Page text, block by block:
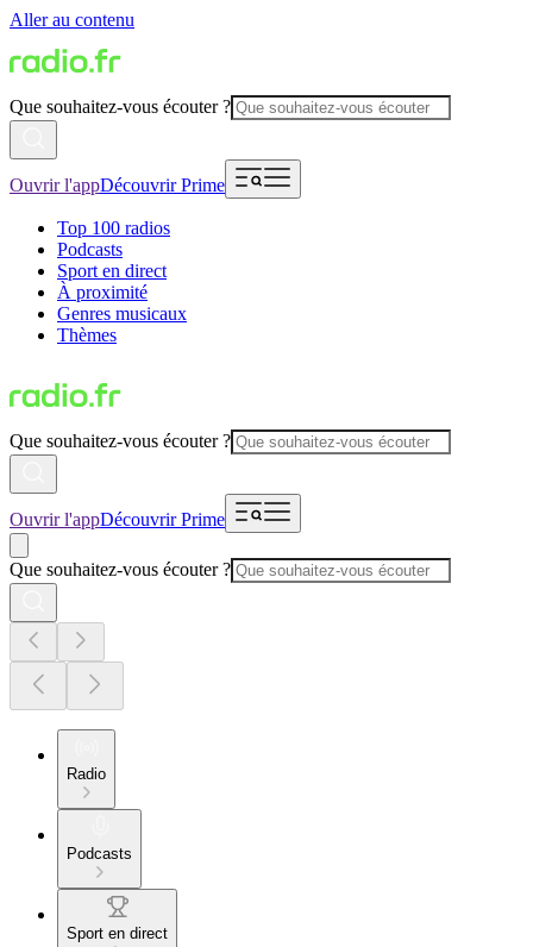
Aller au contenu
Que souhaitez-vous écouter ?
Ouvrir l'appDécouvrir Prime
Top 100 radios
Podcasts
Sport en direct
À proximité
Genres musicaux
Thèmes
Que souhaitez-vous écouter ?
Ouvrir l'appDécouvrir Prime
Que souhaitez-vous écouter ?
Radio
Podcasts
Sport en direct